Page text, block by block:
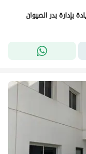
بإدارة بدر الصيوان